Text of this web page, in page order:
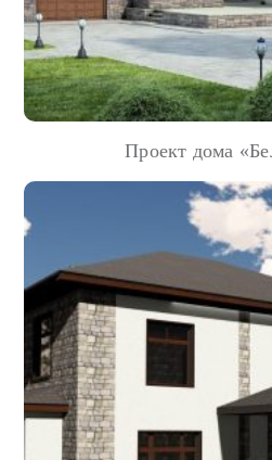
Проект дома